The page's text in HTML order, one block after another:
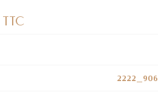
TTC
2222_906